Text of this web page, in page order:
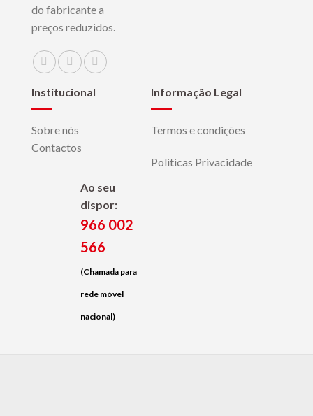
do fabricante a
preços reduzidos.
Institucional
Sobre nós
Contactos
Ao seu
dispor:
966 002
566
(Chamada para
rede móvel
nacional)
Informação Legal
Termos e condições
Politicas Privacidade